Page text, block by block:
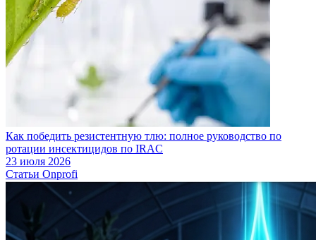
Как победить резистентную тлю: полное руководство по
ротации инсектицидов по IRAC
23 июля 2026
Статьи Onprofi